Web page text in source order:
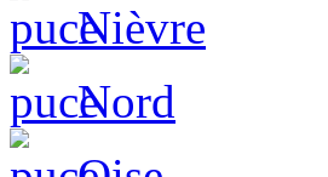
Nièvre
Nord